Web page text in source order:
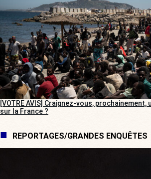
[VOTRE AVIS] Craignez-vous, prochainement,
sur la France ?
REPORTAGES/GRANDES ENQUÊTES